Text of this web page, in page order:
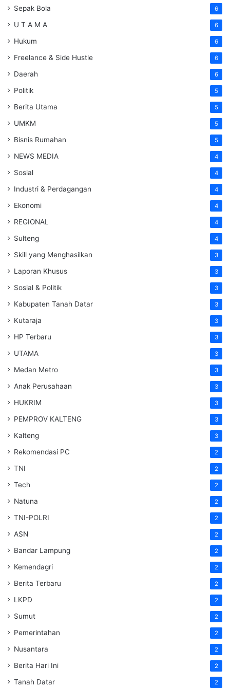
Sepak Bola 6
U T A M A 6
Hukum 6
Freelance & Side Hustle 6
Daerah 6
Politik 5
Berita Utama 5
UMKM 5
Bisnis Rumahan 5
NEWS MEDIA 4
Sosial 4
Industri & Perdagangan 4
Ekonomi 4
REGIONAL 4
Sulteng 4
Skill yang Menghasilkan 3
Laporan Khusus 3
Sosial & Politik 3
Kabupaten Tanah Datar 3
Kutaraja 3
HP Terbaru 3
UTAMA 3
Medan Metro 3
Anak Perusahaan 3
HUKRIM 3
PEMPROV KALTENG 3
Kalteng 3
Rekomendasi PC 2
TNI 2
Tech 2
Natuna 2
TNI-POLRI 2
ASN 2
Bandar Lampung 2
Kemendagri 2
Berita Terbaru 2
LKPD 2
Sumut 2
Pemerintahan 2
Nusantara 2
Berita Hari Ini 2
Tanah Datar 2